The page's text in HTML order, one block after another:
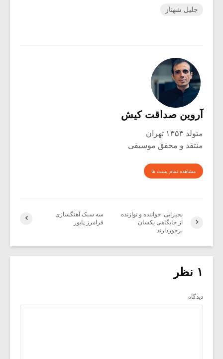
جلیل شهناز
آروین صداقت کیش
متولد ۱۳۵۳ تهران
منتقد و محقق موسیقی
مشاهده تمام پست ها
سه سبک آهنگسازی
فرامرز پایور
بحیرایی: خواننده و نوازنده
از جایگاهی یکسان
برخوردارند
۱ نظر
دیدگاه